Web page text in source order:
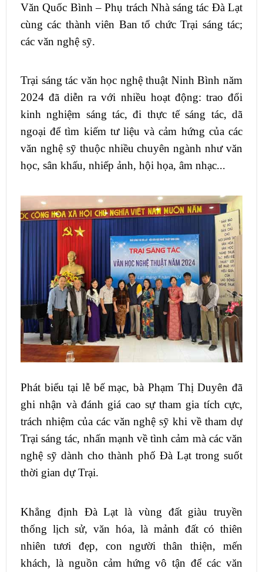
Văn Quốc Bình – Phụ trách Nhà sáng tác Đà Lạt
cùng các thành viên Ban tổ chức Trại sáng tác;
các văn nghệ sỹ.
Trại sáng tác văn học nghệ thuật Ninh Bình năm
2024 đã diễn ra với nhiều hoạt động: trao đổi
kinh nghiệm sáng tác, đi thực tế sáng tác, dã
ngoại để tìm kiếm tư liệu và cảm hứng của các
văn nghệ sỹ thuộc nhiều chuyên ngành như văn
học, sân khấu, nhiếp ảnh, hội họa, âm nhạc...
Phát biểu tại lễ bế mạc, bà Phạm Thị Duyên đã
ghi nhận và đánh giá cao sự tham gia tích cực,
trách nhiệm của các văn nghệ sỹ khi về tham dự
Trại sáng tác, nhấn mạnh về tình cảm mà các văn
nghệ sỹ dành cho thành phố Đà Lạt trong suốt
thời gian dự Trại.
Khẳng định Đà Lạt là vùng đất giàu truyền
thống lịch sử, văn hóa, là mảnh đất có thiên
nhiên tươi đẹp, con người thân thiện, mến
khách, là nguồn cảm hứng vô tận để các văn